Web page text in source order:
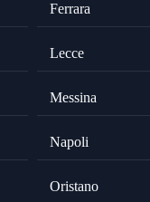
Ferrara
Lecce
Messina
Napoli
Oristano